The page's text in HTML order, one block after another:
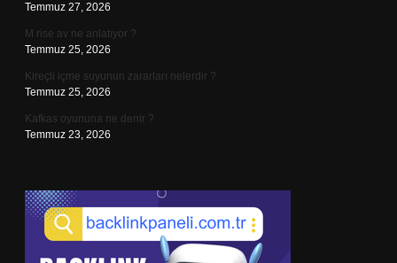
Temmuz 27, 2026
M rise av ne anlatıyor ?
Temmuz 25, 2026
Kireçli içme suyunun zararları nelerdir ?
Temmuz 25, 2026
Kafkas oyununa ne denir ?
Temmuz 23, 2026